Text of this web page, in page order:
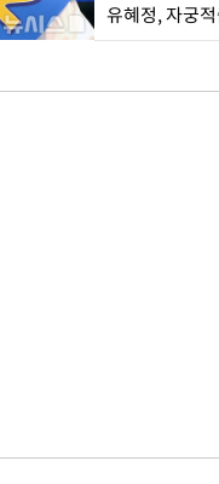
유혜정, 자궁